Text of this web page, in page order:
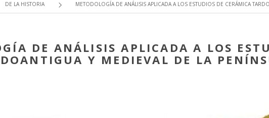
DE LA HISTORIA METODOLOGÍA DE ANÁLISIS APLICADA A LOS ESTUDIOS DE CERÁMICA
DE ANÁLISIS APLICADA A LOS
Y MEDIEVAL DE LA